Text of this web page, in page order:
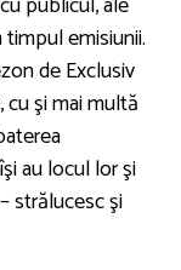
emisiunii.
de Exclusiv
şi mai multă
au locul lor şi
strălucesc şi